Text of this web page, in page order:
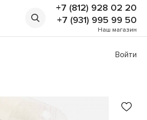
+7 (812) 928 02 20
+7 (931) 995 99 50
Наш магазин
Войти